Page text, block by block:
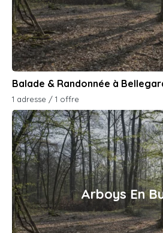
Balade & Randonnée à
1 adresse / 1 offre
Arboys En